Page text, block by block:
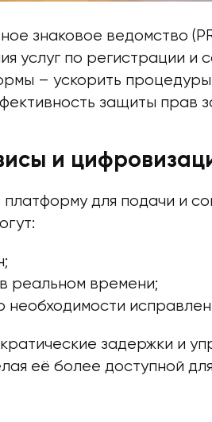
знаковое ведомство
услуг по регистрации и
– ускорить
защиты прав
и
для подачи и
реальном времени;
необходимости
задержки и
её более доступной